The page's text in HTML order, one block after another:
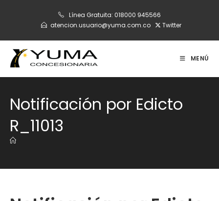
Línea Gratuita: 018000 945566
atencion.usuario@yuma.com.co
Twitter
MENÚ
Notificación por Edicto
R_11013